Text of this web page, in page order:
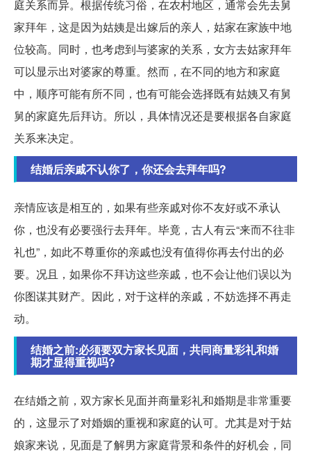
庭关系而异。根据传统习俗，在农村地区，通常会先去舅
家拜年，这是因为姑姨是出嫁后的亲人，姑家在家族中地
位较高。同时，也考虑到与婆家的关系，女方去姑家拜年
可以显示出对婆家的尊重。然而，在不同的地方和家庭
中，顺序可能有所不同，也有可能会选择既有姑姨又有舅
舅的家庭先后拜访。所以，具体情况还是要根据各自家庭
关系来决定。
结婚后亲戚不认你了，你还会去拜年吗?
亲情应该是相互的，如果有些亲戚对你不友好或不承认
你，也没有必要强行去拜年。毕竟，古人有云“来而不往非
礼也”，如此不尊重你的亲戚也没有值得你再去付出的必
要。况且，如果你不拜访这些亲戚，也不会让他们误以为
你图谋其财产。因此，对于这样的亲戚，不妨选择不再走
动。
结婚之前:必须要双方家长见面，共同商量彩礼和婚
期才显得重视吗?
在结婚之前，双方家长见面并商量彩礼和婚期是非常重要
的，这显示了对婚姻的重视和家庭的认可。尤其是对于姑
娘家来说，见面是了解男方家庭背景和条件的好机会，同